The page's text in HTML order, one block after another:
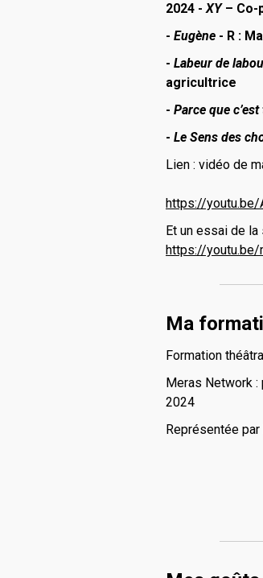
2024 -XY– Co-
- Eugène - R :
- Labeur de
agricultrice
- Parce que
- Le Sens des
Lien : vidéo de
https://youtu.be/
Et un essai de
https://youtu.be/
Ma
Formation
Meras Network
2024
Représentée